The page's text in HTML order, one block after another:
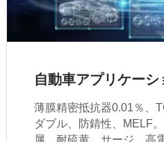
自動車アプリケーシ
薄膜精密抵抗器0.01％、
ダブル、防錆性、MELF
属、耐硫黄、サージ、高